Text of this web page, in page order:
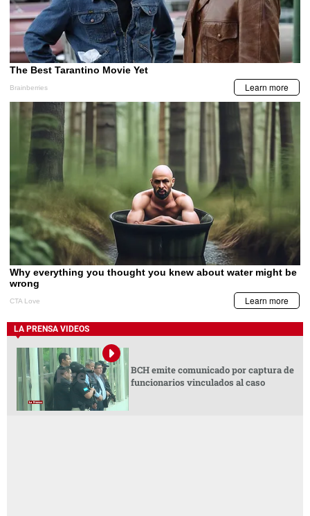
LA PRENSA VIDEOS
BCH emite comunicado por captura de
funcionarios vinculados al caso